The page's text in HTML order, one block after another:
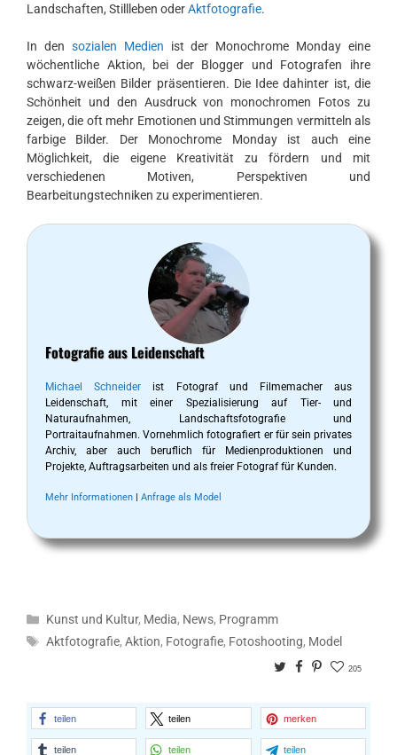
Landschaften, Stillleben oderAktfotografie.
In den sozialen Medien ist der Monochrome Monday eine
wöchentliche Aktion, bei der Blogger und Fotografen ihre
schwarz-weißen Bilder präsentieren. Die Idee dahinter ist, die
Schönheit und den Ausdruck von monochromen Fotos zu
zeigen, die oft mehr Emotionen und Stimmungen vermitteln als
farbige Bilder. Der Monochrome Monday ist auch eine
Möglichkeit, die eigene Kreativität zu fördern und mit
verschiedenen Motiven, Perspektiven und
Bearbeitungstechniken zu experimentieren.
Fotografie aus Leidenschaft
Michael Schneider ist Fotograf und Filmemacher aus
Leidenschaft, mit einer Spezialisierung auf Tier- und
Naturaufnahmen, Landschaftsfotografie und
Portraitaufnahmen. Vornehmlich fotografiert er für sein privates
Archiv, aber auch beruflich für Medienproduktionen und
Projekte, Auftragsarbeiten und als freier Fotograf für Kunden.
Mehr Informationen Anfrage als Model
Kategorien
Kunst und Kultur, Media, News, Programm
Schlagwörter
Aktfotografie,Aktion, Fotografie, Fotoshooting, Model
TwitterFacebook
Pinterest
205
teilen teilen merken
teilen teilen teilen